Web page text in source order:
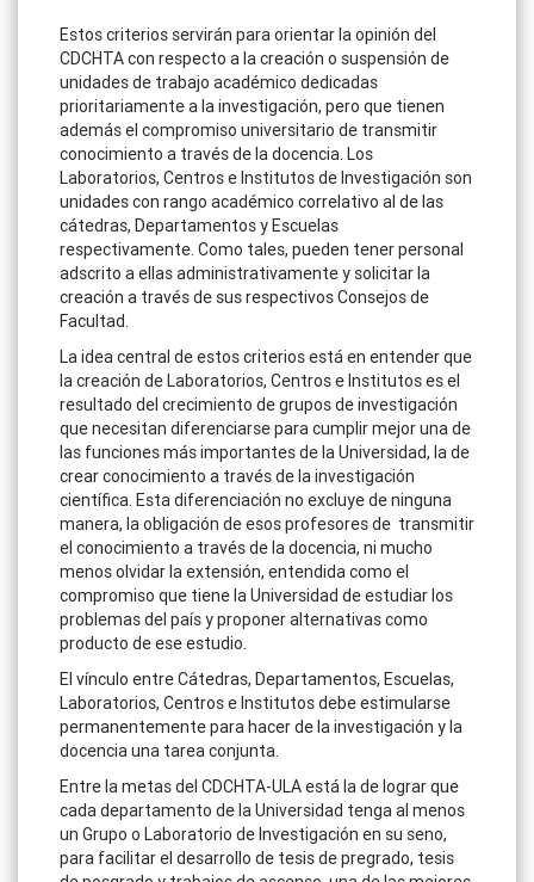
Estos criterios servirán para orientar la opinión del
CDCHTA con respecto a la creación o suspensión de
unidades de trabajo académico dedicadas
prioritariamente a la investigación, pero que tienen
además el compromiso universitario de transmitir
conocimiento a través de la docencia. Los
Laboratorios, Centros e Institutos de Investigación son
unidades con rango académico correlativo al de las
cátedras, Departamentos y Escuelas
respectivamente. Como tales, pueden tener personal
adscrito a ellas administrativamente y solicitar la
creación a través de sus respectivos Consejos de
Facultad.
La idea central de estos criterios está en entender que
la creación de Laboratorios, Centros e Institutos es el
resultado del crecimiento de grupos de investigación
que necesitan diferenciarse para cumplir mejor una de
las funciones más importantes de la Universidad, la de
crear conocimiento a través de la investigación
científica. Esta diferenciación no excluye de ninguna
manera, la obligación de esos profesores de transmitir
el conocimiento a través de la docencia, ni mucho
menos olvidar la extensión, entendida como el
compromiso que tiene la Universidad de estudiar los
problemas del país y proponer alternativas como
producto de ese estudio.
El vínculo entre Cátedras, Departamentos, Escuelas,
Laboratorios, Centros e Institutos debe estimularse
permanentemente para hacer de la investigación y la
docencia una tarea conjunta.
Entre la metas del CDCHTA-ULA está la de lograr que
cada departamento de la Universidad tenga al menos
un Grupo o Laboratorio de Investigación en su seno,
para facilitar el desarrollo de tesis de pregrado, tesis